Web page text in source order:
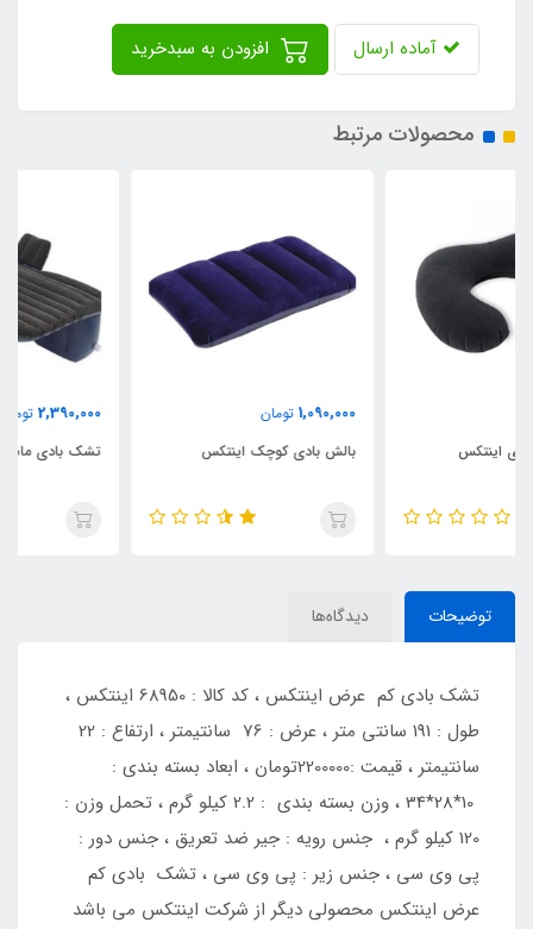
آماده ارسال
محصولات مرتبط
بالش بادی کوچک اینتکس
تشک بادی ماشین پیکاپ
توضیحات دیدگاه‌ها
تشک بادی کم عرض اینتکس ، کد کالا : 68950 اینتکس ،
طول : 191 سانتی متر ، عرض : 76 سانتیمتر ، ارتفاع : 22
سانتیمتر ، قیمت :2200000تومان ، ابعاد بسته بندی :
10*28*34 ، وزن بسته بندی : 2.2 کیلو گرم ، تحمل وزن :
120 کیلو گرم ، جنس رویه : جیر ضد تعریق ، جنس دور :
پی وی سی ، جنس زیر : پی وی سی ، تشک بادی کم
عرض اینتکس محصولی دیگر از شرکت اینتکس می باشد